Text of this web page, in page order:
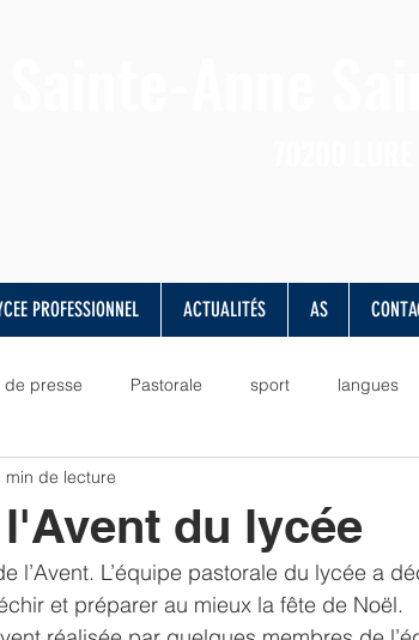
presse Pastorale sport langues
vie scolaire
solidarité liens sorties examen
du lycée
min de lecture
l’Avent. L’équipe pastorale du lycée a
et préparer au mieux la fête de Noël.
PROFESSIONNEL ACTUALITÉS AS